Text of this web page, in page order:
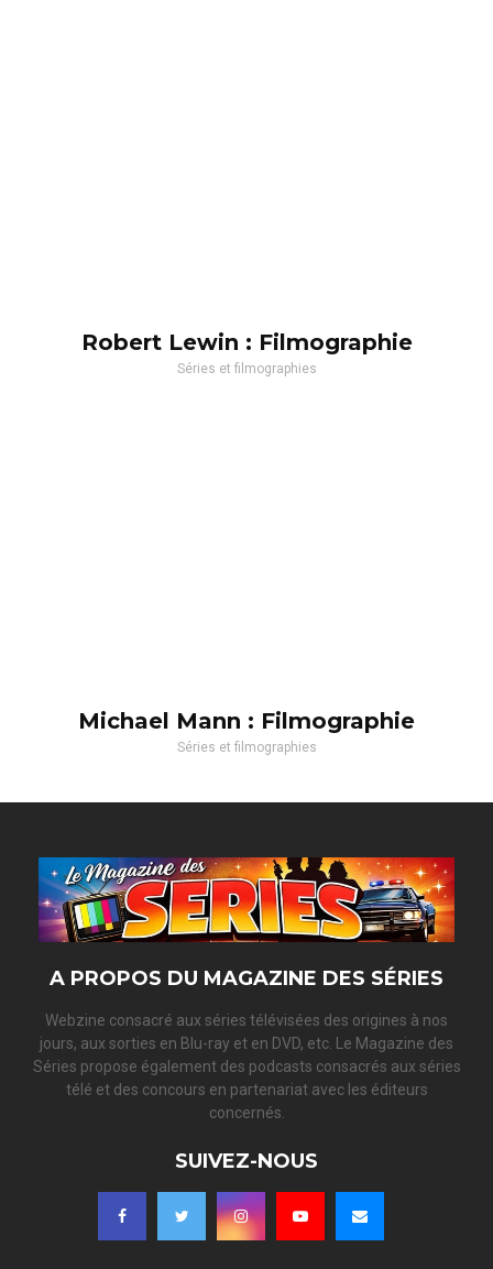
Robert Lewin : Filmographie
Séries et filmographies
Michael Mann : Filmographie
Séries et filmographies
A PROPOS DU MAGAZINE DES SÉRIES
Webzine consacré aux séries télévisées des origines à nos
jours, aux sorties en Blu-ray et en DVD, etc. Le Magazine des
Séries propose également des podcasts consacrés aux séries
télé et des concours en partenariat avec les éditeurs
concernés.
SUIVEZ-NOUS